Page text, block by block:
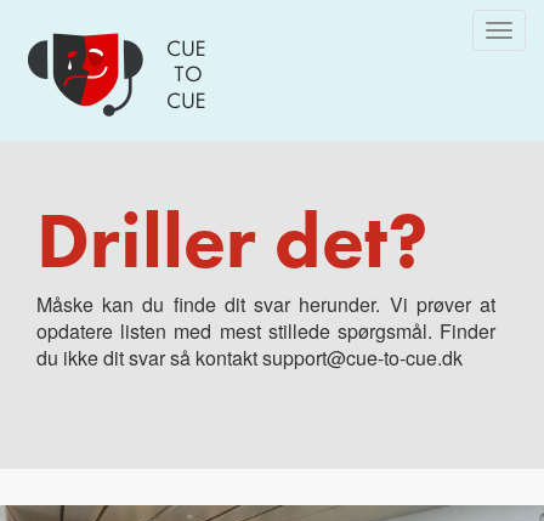
main
content
Driller det?
Måske kan du finde dit svar herunder. Vi prøver at
opdatere listen med mest stillede spørgsmål. Finder
du ikke dit svar så kontakt support@cue-to-cue.dk